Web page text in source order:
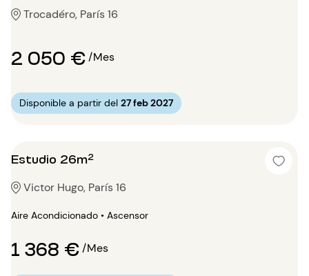
Trocadéro, París 16
2 050 €/Mes
Disponible a partir del 27 feb 2027
Estudio 26m²
Victor Hugo, París 16
Aire Acondicionado • Ascensor
1 368 €/Mes